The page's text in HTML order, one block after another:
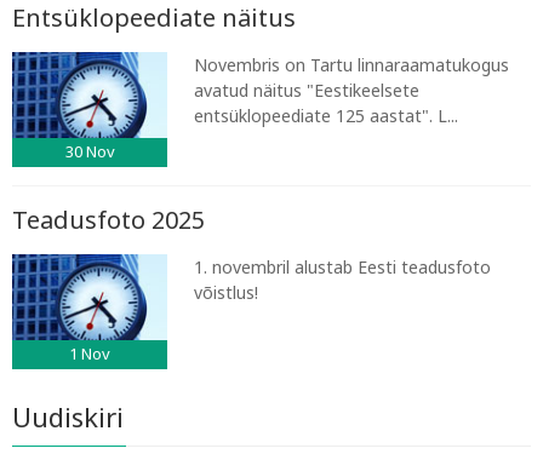
Entsüklopeediate näitus
30Nov
Novembris on Tartu linnaraamatukogus
avatud näitus "Eestikeelsete
entsüklopeediate 125 aastat". L...
Teadusfoto 2025
1 Nov
1. novembril alustab Eesti teadusfoto
võistlus!
Uudiskiri